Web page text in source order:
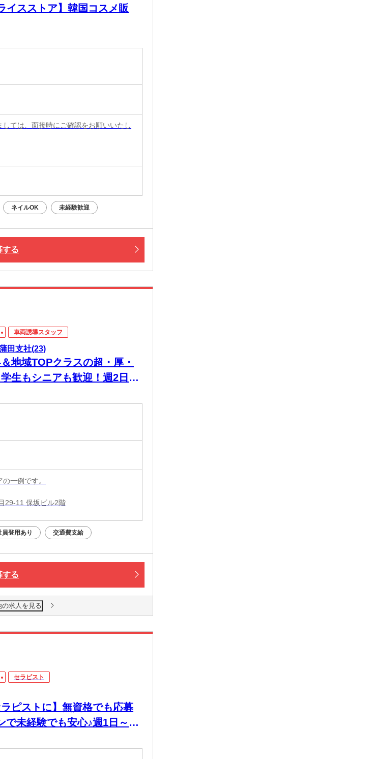
イスストア】韓国コスメ販
ては、面接時にご確認をお願いいたし
ネイルOK 未経験歓迎
する
車両誘導スタッフ
田支社(23)
地域TOPクラスの超・厚・
生もシニアも歓迎！週2日～
一例です。
29-11 保坂ビル2階
員登用あり 交通費支給
する
求人を見る
セラピスト
ピストに】無資格でも応募
で未経験でも安心♪週1日～1
方大歓迎♪